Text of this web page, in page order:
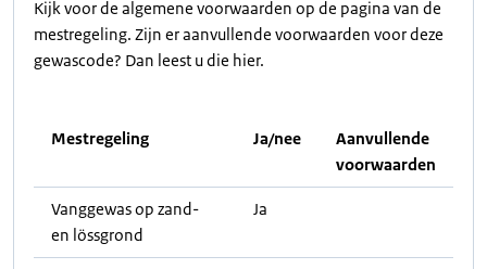
Kijk voor de algemene voorwaarden op de pagina van de
mestregeling. Zijn er aanvullende voorwaarden voor deze
gewascode? Dan leest u die hier.
Mestregeling Ja/nee
Aanvullende
voorwaarden
Vanggewas op zand-
en lössgrond
Ja